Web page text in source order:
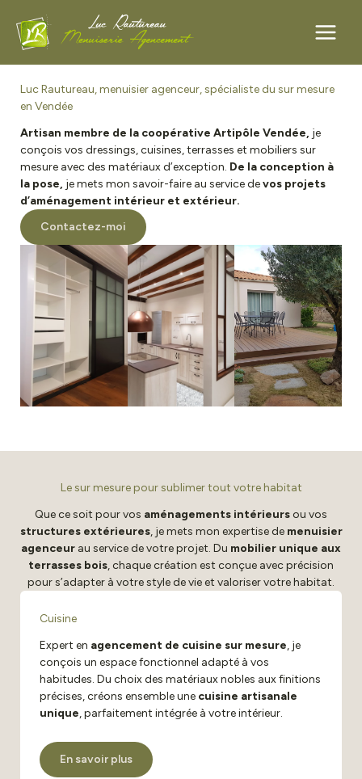
AllerLuc Rautureau, menuisier agenceur, spécialiste du sur mesure
en Vendée
Artisan membre de la coopérative Artipôle Vendée, je
conçois vos dressings, cuisines, terrasses et mobiliers sur
mesure avec des matériaux d’exception. De la conception à
la pose, je mets mon savoir-faire au service devos projets
d’aménagement intérieur et extérieur.
Contactez-moi
Le sur mesure pour sublimer tout votre habitat
Que ce soit pour vos aménagements intérieursou vos
structures extérieures, je mets mon expertise de menuisier
agenceur au service de votre projet. Du mobilier unique aux
terrasses bois, chaque création est conçue avec précision
pour s’adapter à votre style de vie et valoriser votre habitat.
Cuisine
Expert en agencement de cuisine sur mesure, je
conçois un espace fonctionnel adapté à vos
habitudes. Du choix des matériaux nobles aux finitions
précises, créons ensemble une cuisine artisanale
unique, parfaitement intégrée à votre intérieur.
En savoir plus